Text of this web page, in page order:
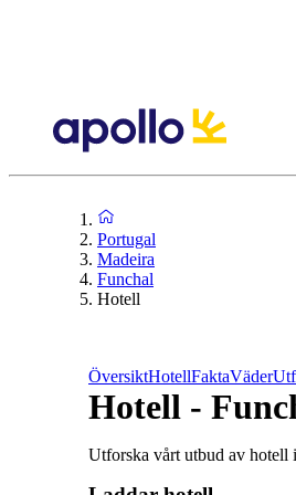
Portugal
Madeira
Funchal
Hotell
ÖversiktHotellFaktaVäder
Hotell -
Utforska vårt utbud av hotell